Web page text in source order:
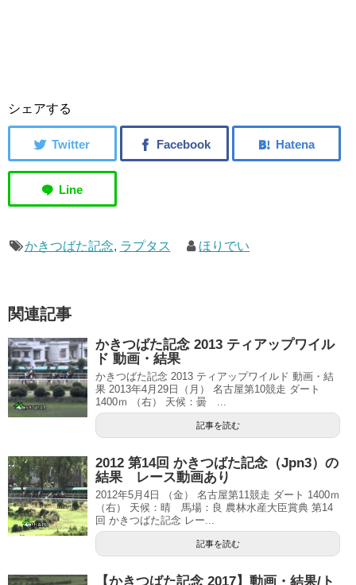
シェアする
かきつばた記念, ラプタス ほりでい
関連記事
かきつばた記念 2013 ティアップワイル
ド 動画・結果
かきつばた記念 2013 ティアップワイルド 動画・結
果 2013年4月29日（月） 名古屋第10競走 ダート
1400ｍ （右） 天候：曇 ...
記事を読む
2012 第14回 かきつばた記念（Jpn3）の
結果 レース動画あり
2012年5月4日 （金） 名古屋第11競走 ダート 1400ｍ
（右） 天候：晴 馬場：良 農林水産大臣賞典 第14
回 かきつばた記念 レー...
記事を読む
【かきつばた記念 2017】動画・結果/ト